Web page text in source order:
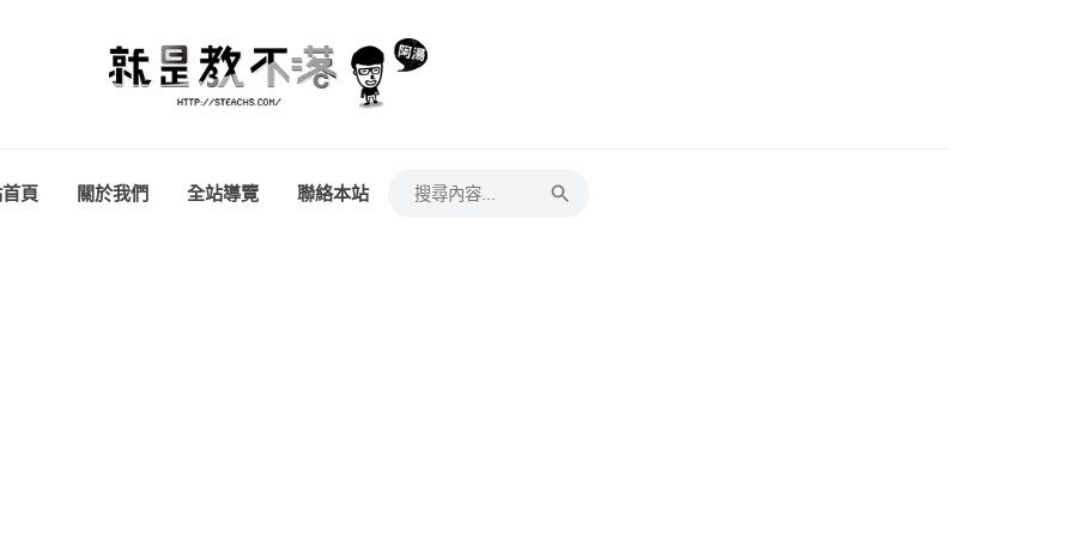
頁 關於我們 全站導覽 聯絡本站